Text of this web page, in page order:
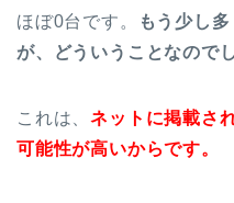
ほぼ0台です。
もう少し
が、どういうことなので
これは、ネットに掲載さ
可能性が高いからです。